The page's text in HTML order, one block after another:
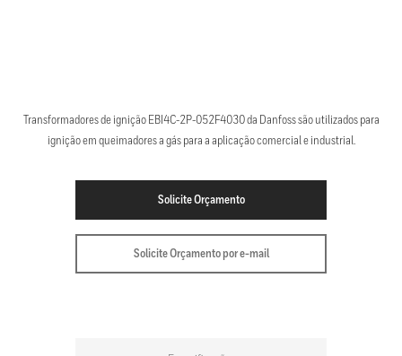
Transformadores de ignição EBI4C-2P-052F4030 da Danfoss são utilizados para
ignição em queimadores a gás para a aplicação comercial e industrial.
Solicite Orçamento
Solicite Orçamento por e-mail